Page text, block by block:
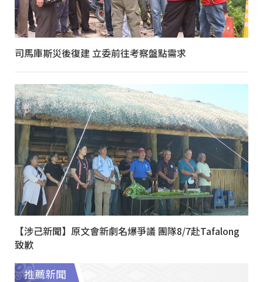
司馬庫斯災後復建 立委前往考察盤點需求
【涉己新聞】原文會新劇名爆爭議 團隊8/7赴Tafalong
致歉
推薦新聞